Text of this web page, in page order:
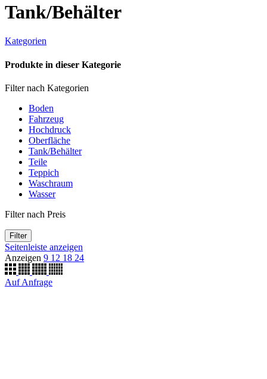
Tank/Behälter
Kategorien
Produkte in dieser Kategorie
Filter nach Kategorien
Boden
Fahrzeug
Hochdruck
Oberfläche
Tank/Behälter
Teile
Teppich
Waschraum
Wasser
Filter nach Preis
Filter
Seitenleiste anzeigen
Anzeigen 9 12 18 24
Auf Anfrage